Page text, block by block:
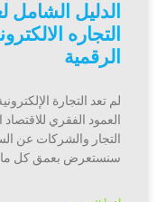
التجاره
الرقمية
لم تعد التجارة
العمود الفقري
التجار والشركات عن
سنستعرض بعمق كل